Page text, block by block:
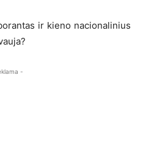
ir kieno nacionalinius
-